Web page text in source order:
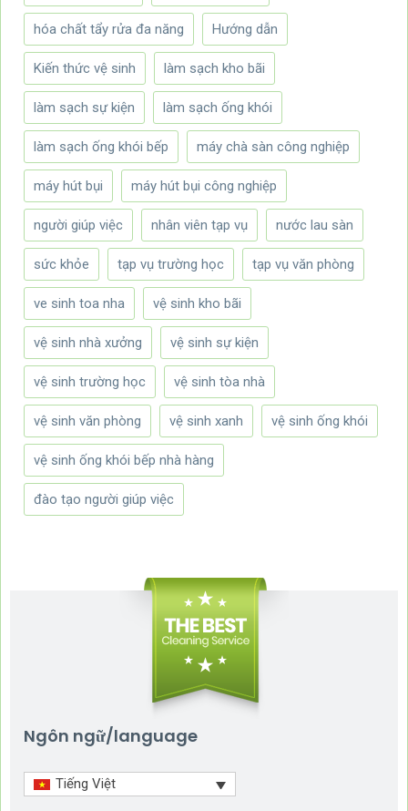
hóa chất tẩy rửa đa năng Hướng dẫn
Kiến thức vệ sinh làm sạch kho bãi
làm sạch sự kiện làm sạch ống khói
làm sạch ống khói bếp máy chà sàn công nghiệp
máy hút bụi máy hút bụi công nghiệp
người giúp việc nhân viên tạp vụ nước lau sàn
sức khỏe tạp vụ trường học tạp vụ văn phòng
ve sinh toa nha vệ sinh kho bãi
vệ sinh nhà xưởng vệ sinh sự kiện
vệ sinh trường học vệ sinh tòa nhà
vệ sinh văn phòng vệ sinh xanh vệ sinh ống khói
vệ sinh ống khói bếp nhà hàng
đào tạo người giúp việc
Ngôn ngữ/language
Tiếng Việt